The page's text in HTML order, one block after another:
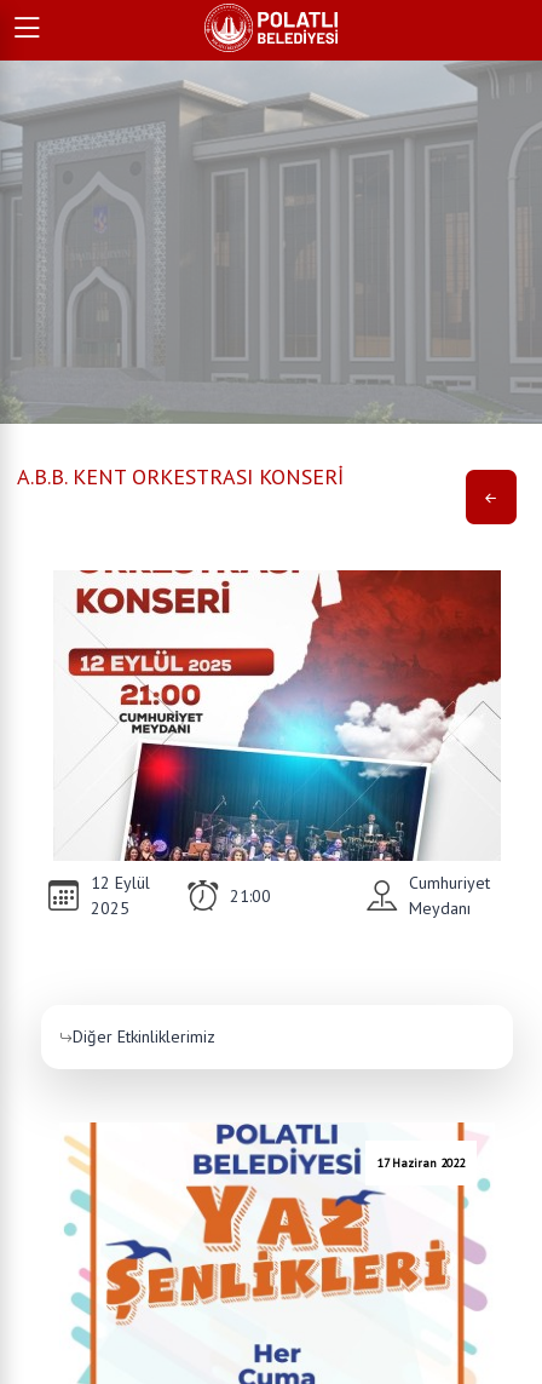
A.B.B. KENT ORKESTRASI KONSERİ
12 Eylül
2025
21:00
Cumhuriyet
Meydanı
Diğer Etkinliklerimiz
17 Haziran 2022